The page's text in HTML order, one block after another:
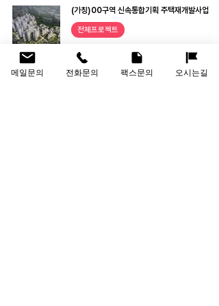
(가칭)00구역 신속통합기획 주택재개발사업
전체프로젝트
메일문의 전화문의 팩스문의 오시는길